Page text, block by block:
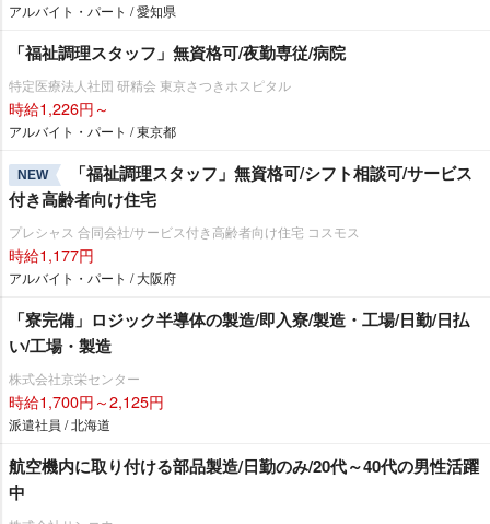
アルバイト・パート / 愛知県
「福祉調理スタッフ」無資格可/夜勤専従/病院
特定医療法人社団 研精会 東京さつきホスピタル
時給1,226円～
アルバイト・パート / 東京都
NEW
「福祉調理スタッフ」無資格可/シフト相談可/サービス
付き高齢者向け住宅
プレシャス 合同会社/サービス付き高齢者向け住宅 コスモス
時給1,177円
アルバイト・パート / 大阪府
「寮完備」ロジック半導体の製造/即入寮/製造・工場/日勤/日払
い/工場・製造
株式会社京栄センター
時給1,700円～2,125円
派遣社員 / 北海道
航空機内に取り付ける部品製造/日勤のみ/20代～40代の男性活躍
中